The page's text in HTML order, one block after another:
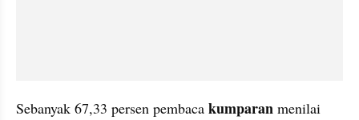
Sebanyak 67,33 persen pembaca kumparan menilai